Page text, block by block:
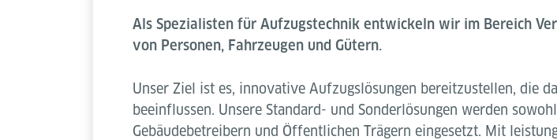
Als Spezialisten für Aufzugstechnik entwickeln wir im Bereich
von Personen, Fahrzeugen und Gütern.
Unser Ziel ist es, innovative Aufzugslösungen bereitzustellen, die
beeinflussen. Unsere Standard- und Sonderlösungen werden
Gebäudebetreibern und Öffentlichen Trägern eingesetzt. Mit